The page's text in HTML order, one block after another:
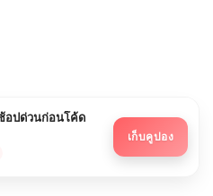
อปด่วนก่อนโค้ด
เก็บคูปอง